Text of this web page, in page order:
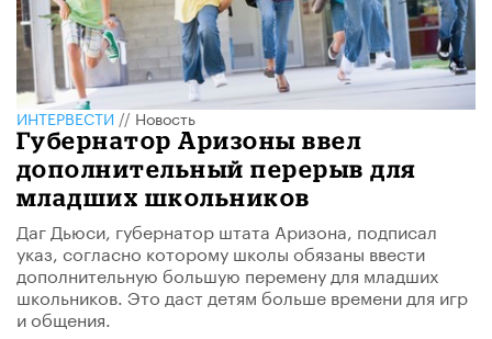
ИНТЕРВЕСТИ//Новость
Губернатор Аризоны ввел
дополнительный перерыв для
младших школьников
Даг Дьюси, губернатор штата Аризона, подписал
указ, согласно которому школы обязаны ввести
дополнительную большую перемену для младших
школьников. Это даст детям больше времени для игр
и общения.